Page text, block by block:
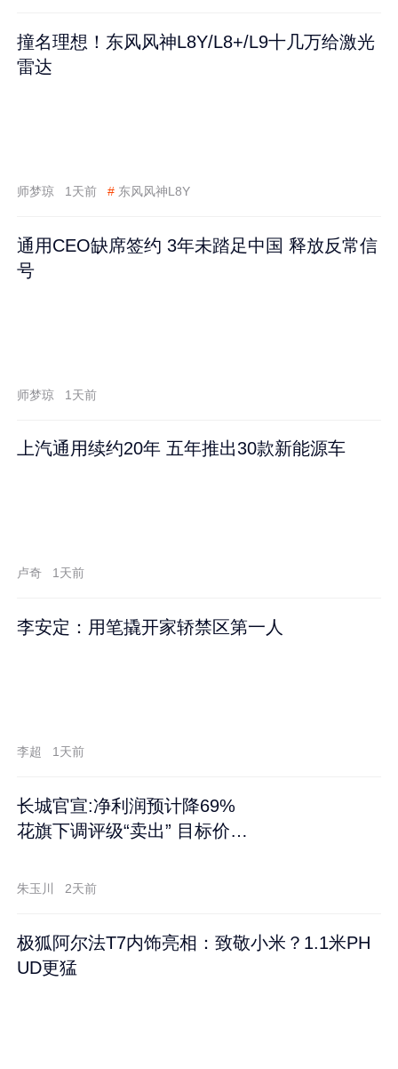
撞名理想！东风风神L8Y/L8+/L9十几万给激光
雷达
师梦琼 1天前 # 东风风神L8Y
通用CEO缺席签约 3年未踏足中国 释放反常信
号
师梦琼 1天前
上汽通用续约20年 五年推出30款新能源车
卢奇 1天前
李安定：用笔撬开家轿禁区第一人
李超 1天前
长城官宣:净利润预计降69%
花旗下调评级“卖出” 目标价再
朱玉川 2天前
极狐阿尔法T7内饰亮相：致敬小米？1.1米PH
UD更猛